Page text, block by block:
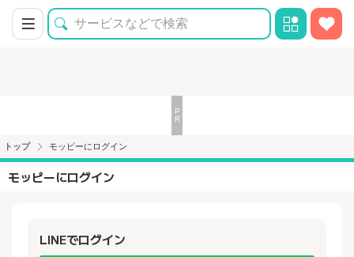
トップ モッピーにログイン
モッピーにログイン
LINEでログイン